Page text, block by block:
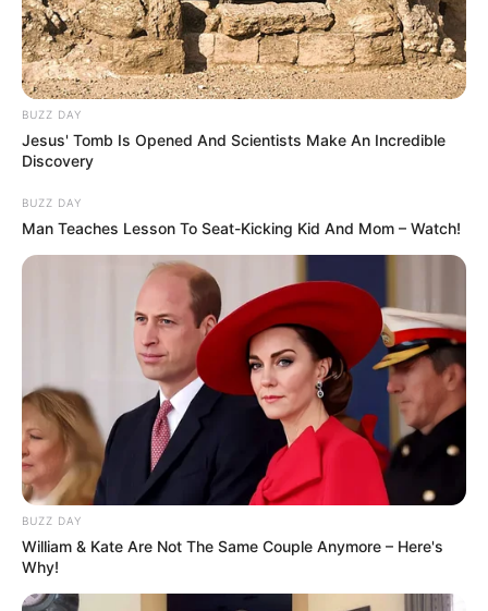
Serem! 9 Chat Ojek Online &
Pelanggan Ini Bikin Auto
Merinding
BUZZ DAY
Jesus' Tomb Is Opened And Scientists Make An Incredible
Discovery
BUZZ DAY
Man Teaches Lesson To Seat-Kicking Kid And Mom – Watch!
BUZZ DAY
William & Kate Are Not The Same Couple Anymore – Here's
Why!